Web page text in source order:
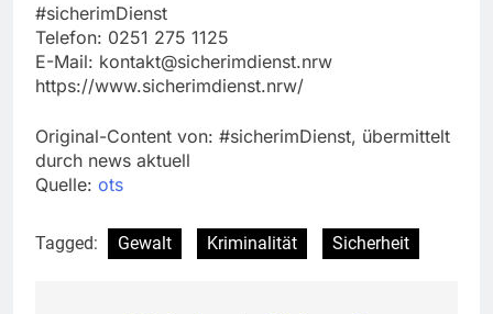
#sicherimDienst
Telefon: 0251 275 1125
E-Mail: kontakt@sicherimdienst.nrw
https://www.sicherimdienst.nrw/
Original-Content von: #sicherimDienst, übermittelt
durch news aktuell
Quelle: ots
Tagged: Gewalt Kriminalität Sicherheit